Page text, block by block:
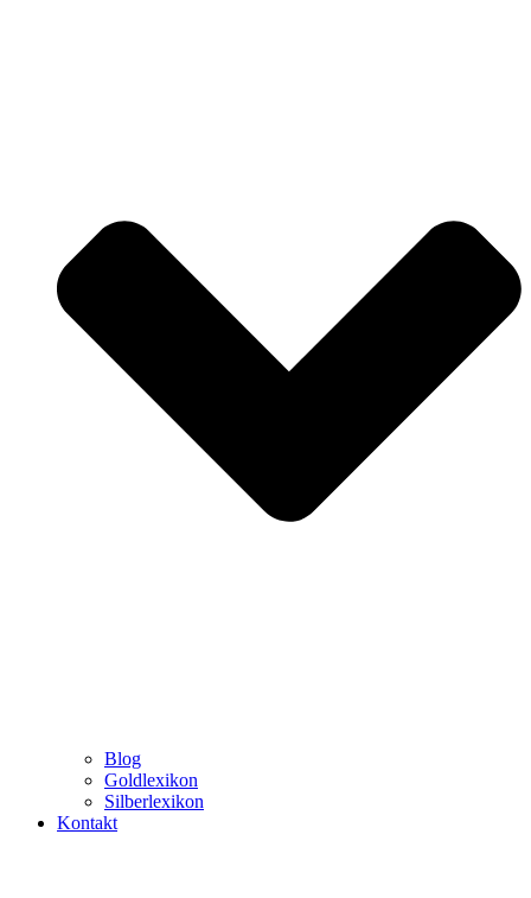
Blog
Goldlexikon
Silberlexikon
Kontakt